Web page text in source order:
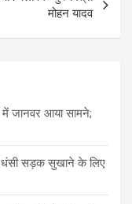
मोहन यादव
में जानवर आया सामने;
सड़क सुखाने के लिए